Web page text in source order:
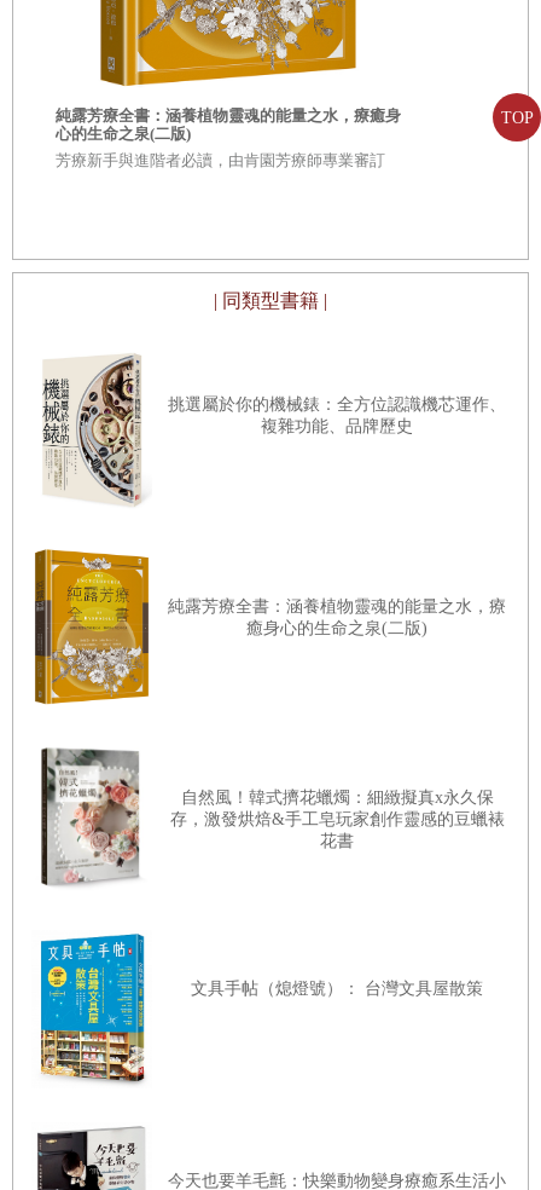
TOP
純露芳療全書：涵養植物靈魂的能量之水，療癒身
心的生命之泉(二版)
芳療新手與進階者必讀，由肯園芳療師專業審訂
肌膚最知道
| 同類型書籍 |
挑選屬於你的機械錶：全方位認識機芯運作、
複雜功能、品牌歷史
純露芳療全書：涵養植物靈魂的能量之水，療
癒身心的生命之泉(二版)
自然風！韓式擠花蠟燭：細緻擬真x永久保
存，激發烘焙&手工皂玩家創作靈感的豆蠟裱
花書
文具手帖（熄燈號）： 台灣文具屋散策
今天也要羊毛氈：快樂動物變身療癒系生活小